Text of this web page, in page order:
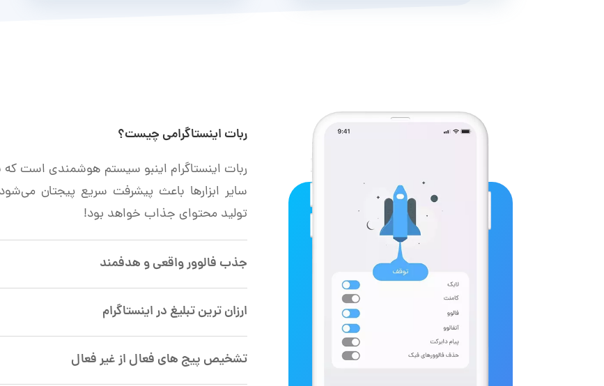
ربات اینستاگرامی چیست؟
ربات اینستاگرام اینبو سیستم هوشمندی است
سایر ابزارها باعث پیشرفت سریع پیجتان
تولید محتوای جذاب خواهد بود!
جذب فالوور واقعی و هدفمند
ارزان ترین تبلیغ در اینستاگرام
تشخیص پیج های فعال از غیر فعال